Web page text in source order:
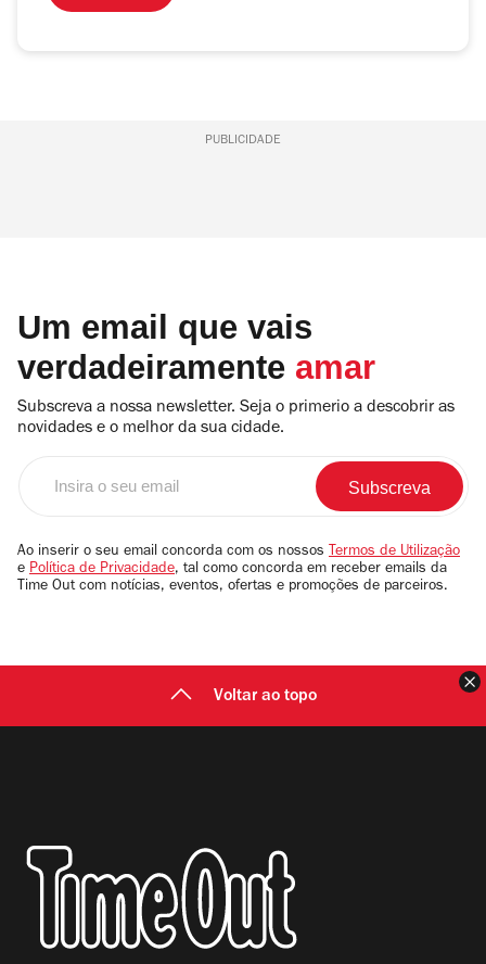
PUBLICIDADE
Um email que vais
verdadeiramente amar
Subscreva a nossa newsletter. Seja o primerio a descobrir as
novidades e o melhor da sua cidade.
email
Ao inserir o seu email concorda com os nossos Termos de Utilização
e Política de Privacidade, tal como concorda em receber emails da
Time Out com notícias, eventos, ofertas e promoções de parceiros.
Voltar ao topo